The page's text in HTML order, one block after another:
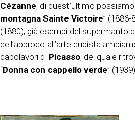
Cézanne, di quest’ultimo
montagna Sainte Victoire” (1886-
(1880), già esempi del supermanto
dell’approdo all’arte cubista
capolavori di Picasso, del quale
“Donna con cappello verde”